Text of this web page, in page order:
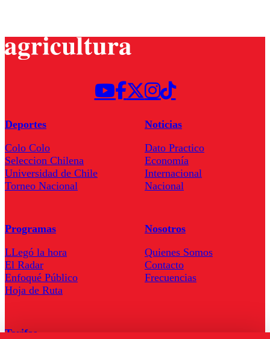
Deportes
Colo Colo
Seleccion Chilena
Universidad de Chile
Torneo Nacional
Noticias
Dato Practico
Economía
Internacional
Nacional
Programas
LLegó la hora
El Radar
Enfoqué Público
Hoja de Ruta
Nosotros
Quienes Somos
Contacto
Frecuencias
Tarifas